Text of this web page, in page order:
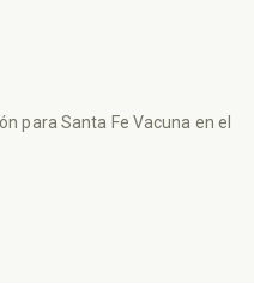
para Santa Fe Vacuna en el